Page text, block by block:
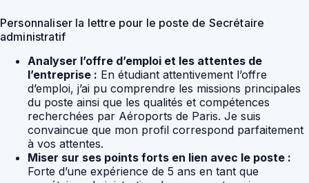
Personnaliser la lettre pour le poste de Secrétaire
administratif
Analyser l’offre d’emploi et les attentes de
l’entreprise : En étudiant attentivement l’offre
d’emploi, j’ai pu comprendre les missions principales
du poste ainsi que les qualités et compétences
recherchées par Aéroports de Paris. Je suis
convaincue que mon profil correspond parfaitement
à vos attentes.
Miser sur ses points forts en lien avec le poste :
Forte d’une expérience de 5 ans en tant que